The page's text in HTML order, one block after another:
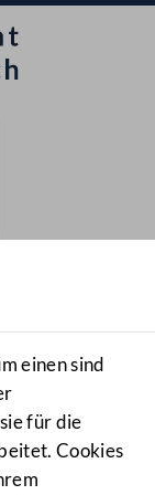
einen sind
für die
Cookies